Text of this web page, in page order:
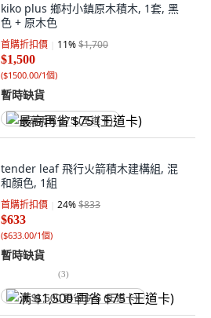
kiko plus 鄉村小鎮原木積木, 1套, 黑
色 + 原木色
首購折扣價 11%$1,700
$1,500
($1500.00/1個)
暫時缺貨
最高再省 $75 (王道卡)
tender leaf 飛行火箭積木建構組, 混
和顏色, 1組
首購折扣價 24%$833
$633
($633.00/1個)
暫時缺貨
(3)
满 $1,500 再省 $75 (王道卡)